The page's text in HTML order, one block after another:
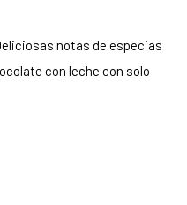
notas de especias
con leche con solo